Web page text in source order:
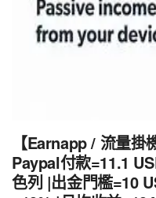
【Earnapp / 流量
Paypal付款=11.1
色列 |出金門檻=10